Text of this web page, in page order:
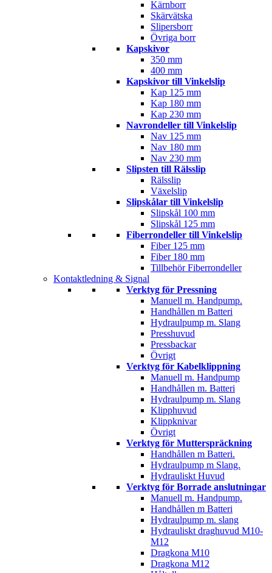
Kärnborr
Skärvätska
Slipersborr
Övriga borr
Kapskivor
350 mm
400 mm
Kapskivor till Vinkelslip
Kap 125 mm
Kap 180 mm
Kap 230 mm
Navrondeller till Vinkelslip
Nav 125 mm
Nav 180 mm
Nav 230 mm
Slipsten till Rälsslip
Rälsslip
Växelslip
Slipskålar till Vinkelslip
Slipskål 100 mm
Slipskål 125 mm
Fiberrondeller till Vinkelslip
Fiber 125 mm
Fiber 180 mm
Tillbehör Fiberrondeller
Kontaktledning & Signal
Verktyg för Pressning
Manuell m. Handpump.
Handhållen m Batteri
Hydraulpump m. Slang
Presshuvud
Pressbackar
Övrigt
Verktyg för Kabelklippning
Manuell m. Handpump
Handhållen m. Batteri
Hydraulpump m. Slang
Klipphuvud
Klippknivar
Övrigt
Verktyg för Mutterspräckning
Handhållen m Batteri.
Hydraulpump m Slang.
Hydrauliskt Huvud
Verktyg för Borrade anslutningar
Manuell m. Handpump.
Handhållen m Batteri
Hydraulpump m. slang
Hydrauliskt draghuvud M10-
M12
Dragkona M10
Dragkona M12